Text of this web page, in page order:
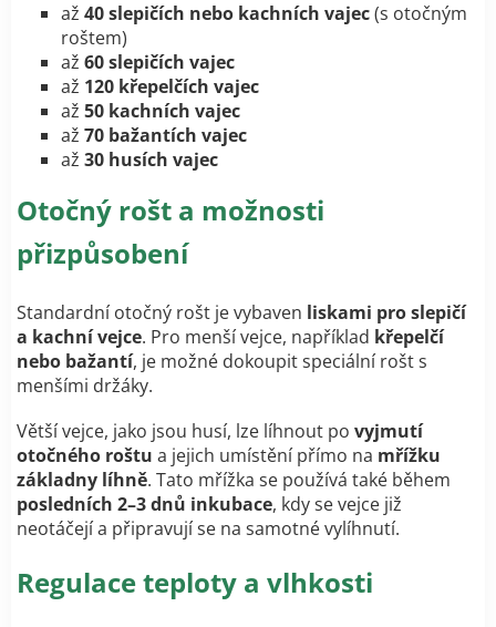
až 40 slepičích nebo kachních vajec(s otočným
roštem)
až 60 slepičích vajec
až 120 křepelčích vajec
až 50 kachních vajec
až 70 bažantích vajec
až 30 husích vajec
Otočný rošt a možnosti
přizpůsobení
Standardní otočný rošt je vybaven liskami pro slepičí
a kachní vejce. Pro menší vejce, například křepelčí
nebo bažantí, je možné dokoupit speciální rošt s
menšími držáky.
Větší vejce, jako jsou husí, lze líhnout po vyjmutí
otočného roštu a jejich umístění přímo na mřížku
základny líhně. Tato mřížka se používá také během
posledních 2–3 dnů inkubace, kdy se vejce již
neotáčejí a připravují se na samotné vylíhnutí.
Regulace teploty a vlhkosti